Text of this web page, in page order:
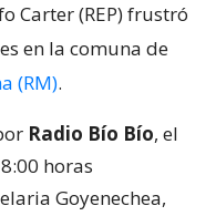
Carter (REP) frustró
en la comuna de
(RM).
Radio Bío Bío, el
horas
Goyenechea,